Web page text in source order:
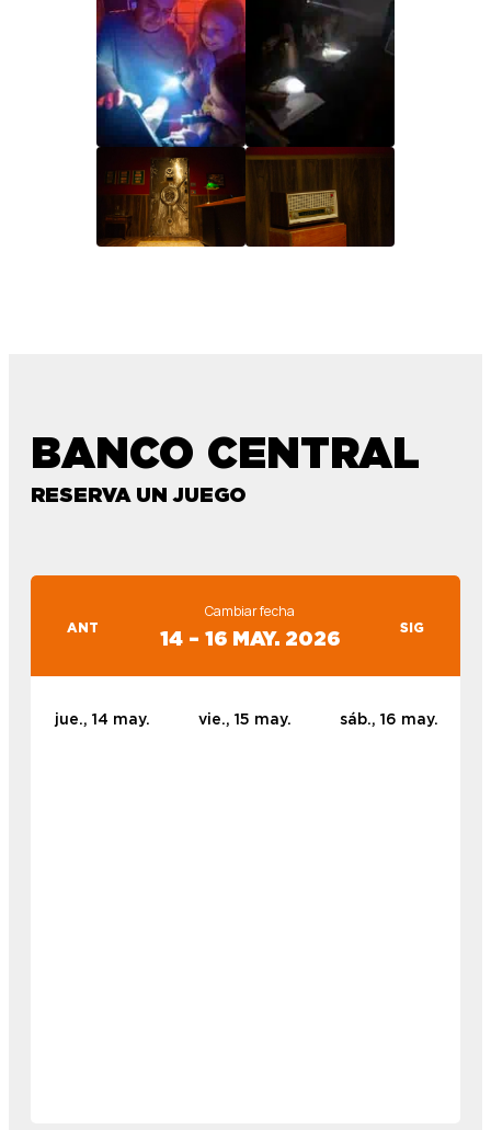
BANCO CENTRAL
RESERVA UN JUEGO
ANT
Cambiar fecha
14 – 16 MAY. 2026 SIG
jue., 14 may. vie., 15 may. sáb., 16 may.